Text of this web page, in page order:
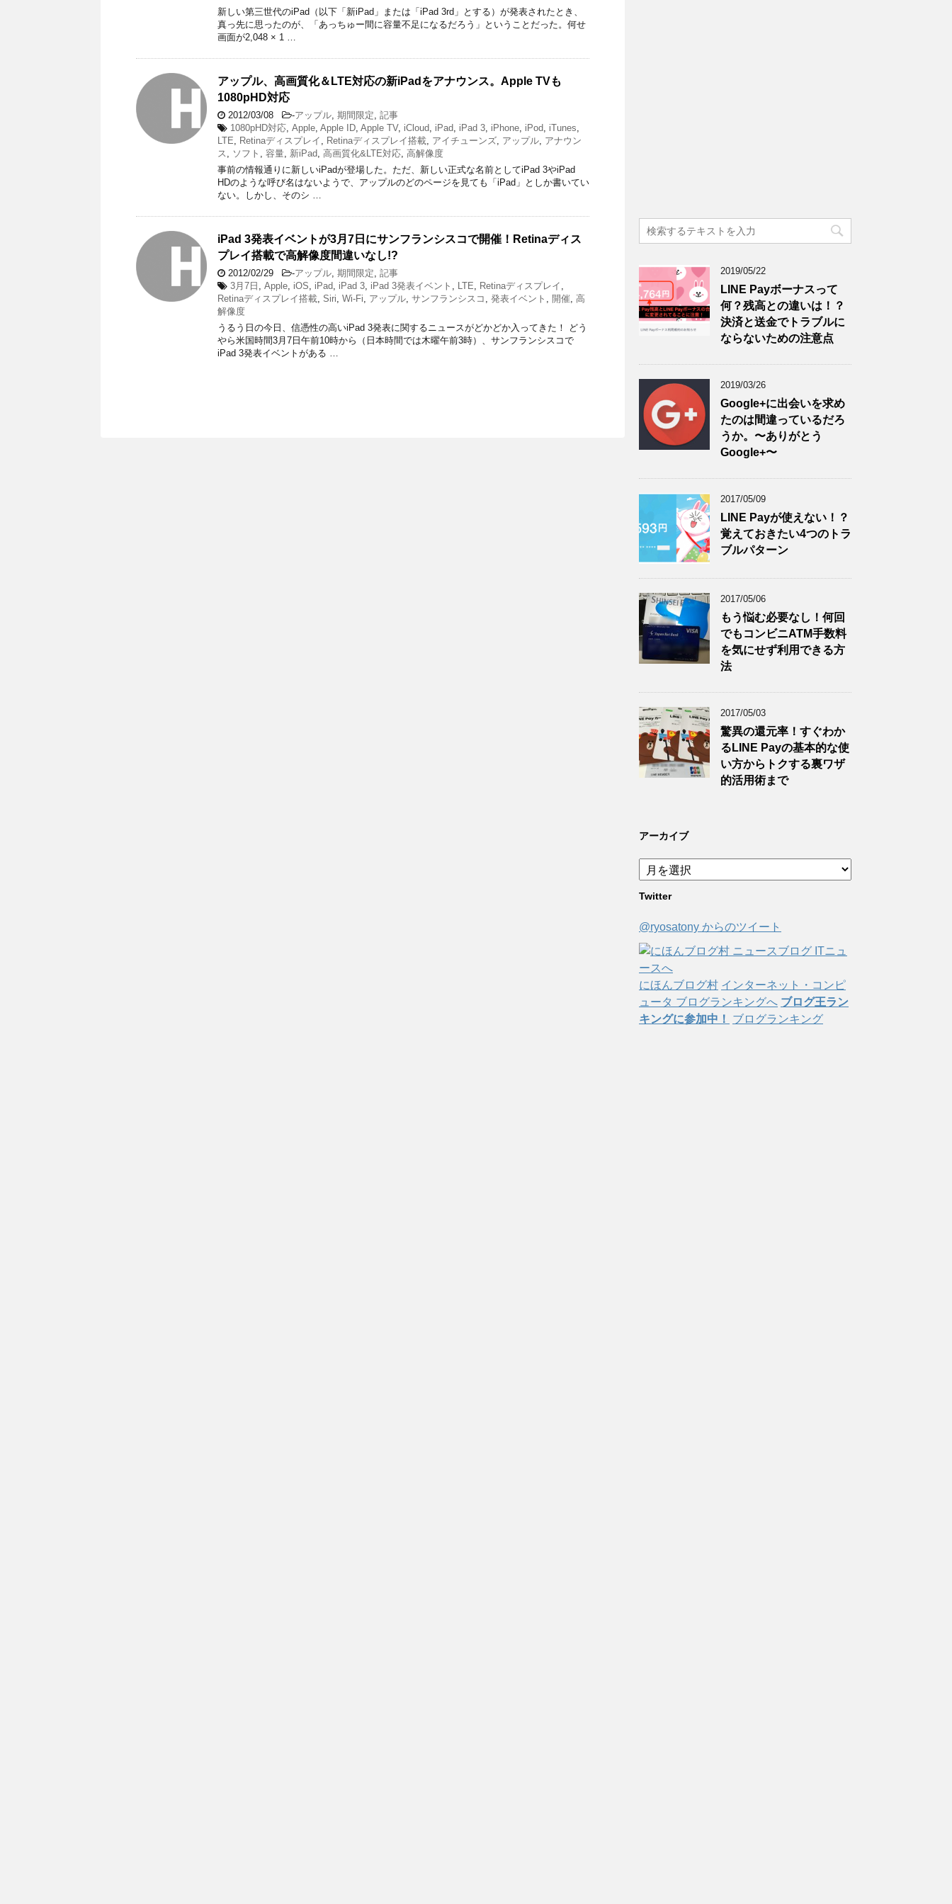
新しい第三世代のiPad（以下「新iPad」または「iPad 3rd」とする）が発表されたとき、
真っ先に思ったのが、「あっちゅー間に容量不足になるだろう」ということだった。何せ
画面が2,048 × 1 …
アップル、高画質化＆LTE対応の新iPadをアナウンス。Apple TVも
1080pHD対応
2012/03/08 -アップル, 期間限定, 記事
1080pHD対応, Apple, Apple ID, Apple TV, iCloud, iPad, iPad 3, iPhone, iPod, iTunes,
LTE, Retinaディスプレイ , Retinaディスプレイ搭載, アイチューンズ, アップル, アナウン
ス , ソフト , 容量, 新iPad, 高画質化&LTE対応, 高解像度
事前の情報通りに新しいiPadが登場した。ただ、新しい正式な名前としてiPad 3やiPad
HDのような呼び名はないようで、アップルのどのページを見ても「iPad」としか書いてい
ない。しかし、そのシ …
iPad 3発表イベントが3月7日にサンフランシスコで開催！Retinaディス
プレイ搭載で高解像度間違いなし!?
2012/02/29 -アップル, 期間限定, 記事
3月7日 , Apple, iOS, iPad, iPad 3, iPad 3発表イベント , LTE, Retinaディスプレイ ,
Retinaディスプレイ搭載, Siri, Wi-Fi, アップル, サンフランシスコ , 発表イベント , 開催, 高
解像度
うるう日の今日、信憑性の高いiPad 3発表に関するニュースがどかどか入ってきた！ どう
やら米国時間3月7日午前10時から（日本時間では木曜午前3時）、サンフランシスコで
iPad 3発表イベントがある …
2019/05/22
LINE Payボーナスって
何？残高との違いは！？
決済と送金でトラブルに
ならないための注意点
2019/03/26
Google+に出会いを求め
たのは間違っているだろ
うか。〜ありがとう
Google+〜
2017/05/09
LINE Payが使えない！？
覚えておきたい4つのトラ
ブルパターン
2017/05/06
もう悩む必要なし！何回
でもコンビニATM手数料
を気にせず利用できる方
法
2017/05/03
驚異の還元率！すぐわか
るLINE Payの基本的な使
い方からトクする裏ワザ
的活用術まで
アーカイブ
ア
ー
カ
ブ
Twitter
@ryosatony からのツイート
にほんブログ村 インターネット・コンピ
ュータ ブログランキングへ ブログ王ラン
キングに参加中！
ブログランキング